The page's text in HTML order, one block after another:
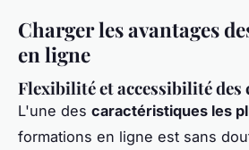
Charger les avantages
en ligne
Flexibilité et accessibilité des
L'une des caractéristiques les
formations en ligne est sans